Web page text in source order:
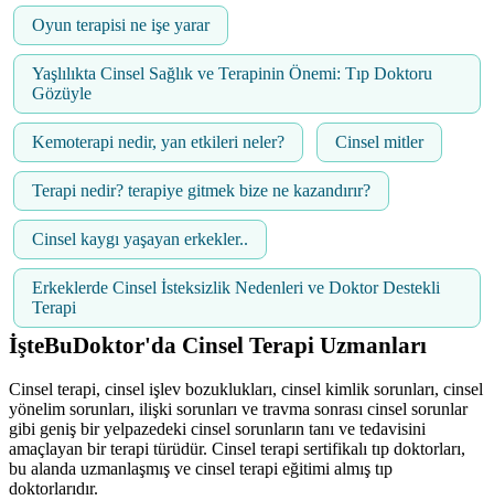
Oyun terapisi ne işe yarar
Yaşlılıkta Cinsel Sağlık ve Terapinin Önemi: Tıp Doktoru
Gözüyle
Kemoterapi nedir, yan etkileri neler? Cinsel mitler
Terapi nedir? terapiye gitmek bize ne kazandırır?
Cinsel kaygı yaşayan erkekler..
Erkeklerde Cinsel İsteksizlik Nedenleri ve Doktor Destekli
Terapi
İşteBuDoktor'da Cinsel Terapi Uzmanları
Cinsel terapi, cinsel işlev bozuklukları, cinsel kimlik sorunları, cinsel
yönelim sorunları, ilişki sorunları ve travma sonrası cinsel sorunlar
gibi geniş bir yelpazedeki cinsel sorunların tanı ve tedavisini
amaçlayan bir terapi türüdür. Cinsel terapi sertifikalı tıp doktorları,
bu alanda uzmanlaşmış ve cinsel terapi eğitimi almış tıp
doktorlarıdır.